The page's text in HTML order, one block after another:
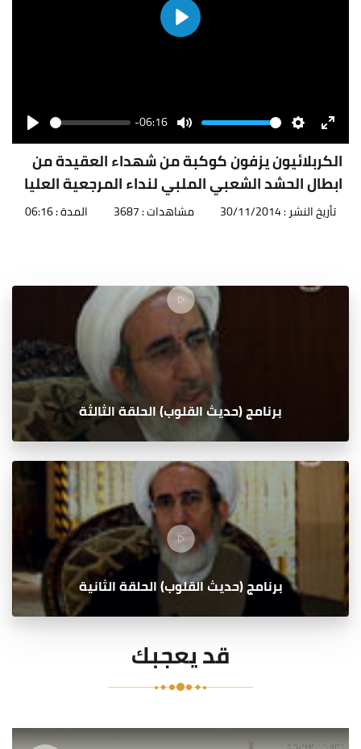
Play
Play
Seek -06:16
Mute
Volume
SettingsEnter
الكربلائيون يزفون كوكبة من شهداء العقيدة من
ابطال الحشد الشعبي الملبي لنداء المرجعية العليا
تأريخ النشر : 30/11/2014 مشاهدات : 3687 المدة : 06:16
برنامج (حديث القلوب) الحلقة الثالثة
برنامج (حديث القلوب) الحلقة الثانية
قد يعجبك